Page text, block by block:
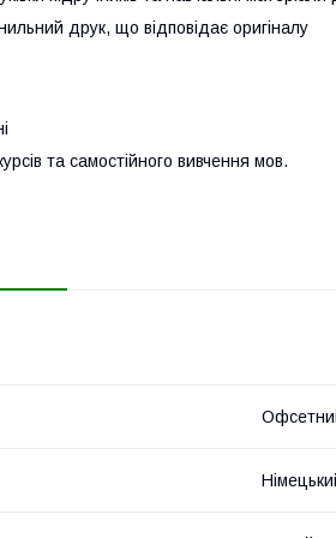
друк, що відповідає оригіналу
та самостійного вивчення мов.